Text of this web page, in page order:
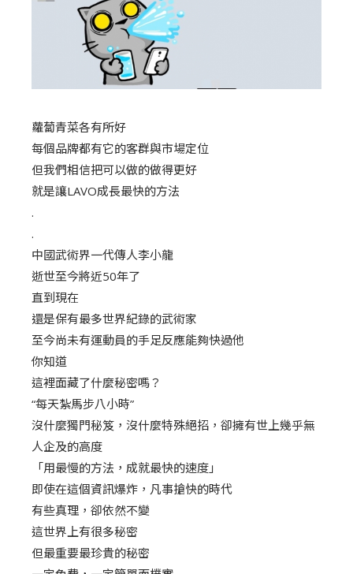
蘿蔔青菜各有所好
每個品牌都有它的客群與市場定位
但我們相信把可以做的做得更好
就是讓LAVO成長最快的方法
.
.
中國武術界一代傳人李小龍
逝世至今將近50年了
直到現在
還是保有最多世界紀錄的武術家
至今尚未有運動員的手足反應能夠快過他
你知道
這裡面藏了什麼秘密嗎？
“每天紮馬步八小時”
沒什麼獨門秘笈，沒什麼特殊絕招，卻擁有世上幾乎無
人企及的高度
「用最慢的方法，成就最快的速度」
即使在這個資訊爆炸，凡事搶快的時代
有些真理，卻依然不變
這世界上有很多秘密
但最重要最珍貴的秘密